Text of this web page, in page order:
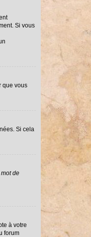
Si vous
que vous
Si cela
de
à votre
forum